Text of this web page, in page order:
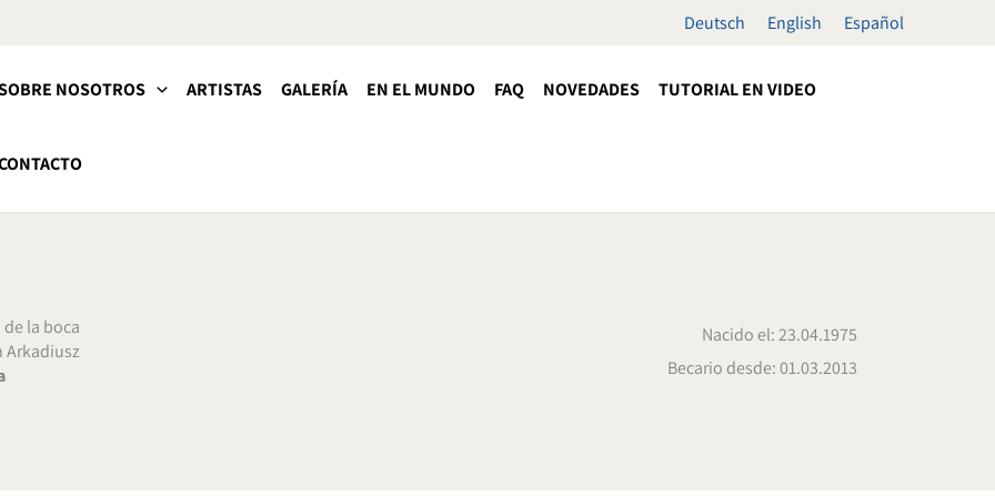
Deutsch English Español
NOSOTROS ARTISTAS GALERÍA EN EL MUNDO FAQ NOVEDADES TUTORIAL EN VIDEO
la boca
Arkadiusz
Nacido el: 23.04.1975
Becario desde: 01.03.2013